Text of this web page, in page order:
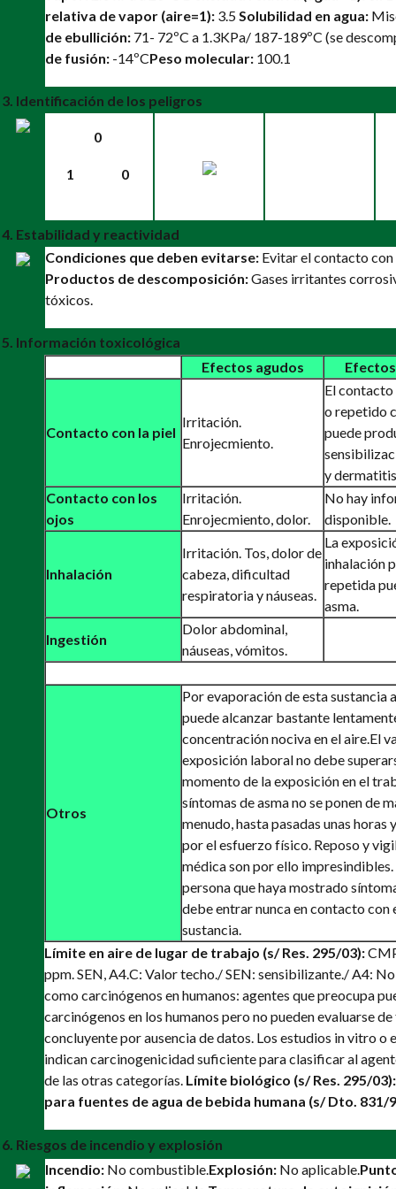
relativa de vapor (aire=1): 3.5Solubilidad en agua:
de ebullición: 71- 72ºC a 1.3KPa/ 187-189ºC (se
de fusión: -14ºCPeso molecular: 100.1
3. Identificación de los peligros
0
1 0
4. Estabilidad y reactividad
Condiciones que deben evitarse: Evitar el contacto
Productos de descomposición:Gases irritantes
tóxicos.
5. Información toxicológica
Efectos agudos
Contacto con la piel
Irritación.
Enrojecmiento.
El
o repetido
puede
y
Contacto con los
ojos
Irritación.
Enrojecmiento, dolor.
No hay
disponible.
Inhalación
Irritación. Tos, dolor de
cabeza, dificultad
respiratoria y náuseas.
La
inhalación
repetida
asma.
Ingestión
Dolor abdominal,
náuseas, vómitos.
Otros
Por evaporación de esta sustancia
puede alcanzar bastante
concentración nociva en el aire.El
exposición laboral no debe
momento de la exposición en el
síntomas de asma no se ponen de
menudo, hasta pasadas unas horas
por el esfuerzo físico. Reposo y
médica son por ello
persona que haya mostrado
debe entrar nunca en contacto con
sustancia.
Límite en aire de lugar de trabajo (s/ Res. 295/03):
ppm. SEN, A4.C: Valor techo./ SEN: sensibilizante./ A4:
como carcinógenos en humanos: agentes que preocupa
carcinógenos en los humanos pero no pueden evaluarse
concluyente por ausencia de datos. Los estudios in vitro o
indican carcinogenicidad suficiente para clasificar al
de las otras categorías. Límite biológico (s/ Res. 295/03):
para fuentes de agua de bebida humana (s/ Dto. 831/
6. Riesgos de incendio y explosión
Incendio: No combustible.Explosión: No aplicable.